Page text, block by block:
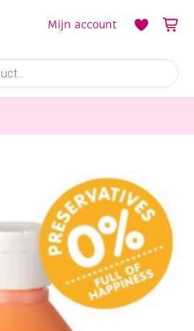
Mijn account